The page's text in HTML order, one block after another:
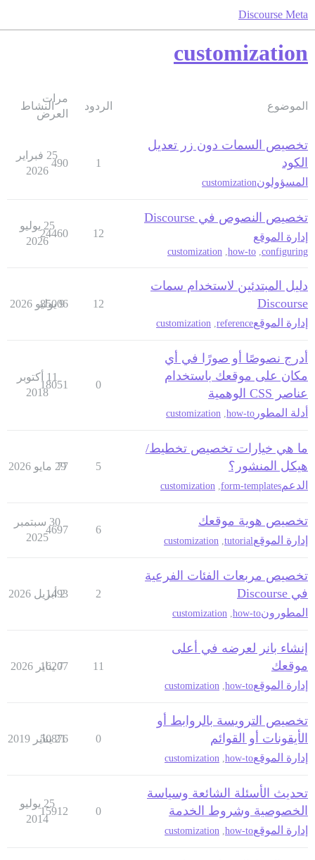
Discourse Meta
customization
الموضوع الردود
مرات
العرض
النشاط
تخصيص السمات دون زر تعديل
الكود
المسؤولونcustomization
1
490
25 فبراير
2026
تخصيص النصوص في Discourse
إدارة الموقع
configuring
,
how-to
,
customization
12
24460
25 يوليو
2026
دليل المبتدئين لاستخدام سمات
Discourse
إدارة الموقعreference
customization
12
85006
9 يوليو 2026
أدرج نصوصًا أو صورًا في أي
مكان على موقعك باستخدام
عناصر CSS الوهمية
أدلة المطور how-to
customization
0
18051
11 أكتوبر
2018
ما هي خيارات تخصيص تخطيط/
هيكل المنشور؟
الدعمform-templates
customization
5
77
29 مايو 2026
تخصيص هوية موقعك
إدارة الموقعtutorial
customization
6
4697
30 سبتمبر
2025
تخصيص مربعات الفئات الفرعية
في Discourse
المطورونhow-to
customization
2
1493
2 أبريل 2026
إنشاء بانر لعرضه في أعلى
موقعك
إدارة الموقعhow-to
customization
11
16207
7 يناير 2026
تخصيص الترويسة بالروابط أو
الأيقونات أو القوائم
إدارة الموقعhow-to
customization
0
50876
21 يناير 2019
تحديث الأسئلة الشائعة وسياسة
الخصوصية وشروط الخدمة
إدارة الموقعhow-to
customization
0
15912
25 يوليو
2014